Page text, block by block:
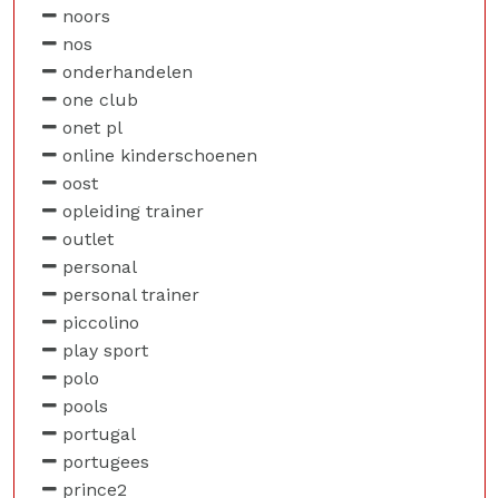
noors
nos
onderhandelen
one club
onet pl
online kinderschoenen
oost
opleiding trainer
outlet
personal
personal trainer
piccolino
play sport
polo
pools
portugal
portugees
prince2